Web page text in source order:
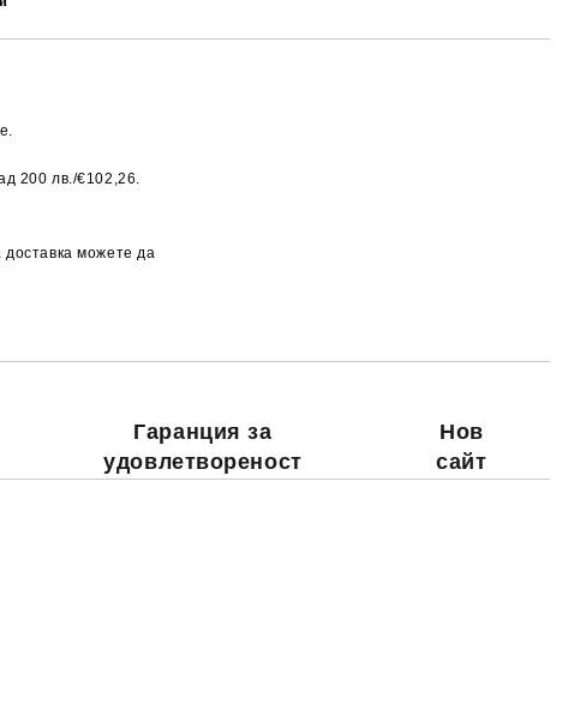
200 лв./€102,26.
доставка можете да
Гаранция за
удовлетвореност
Нов
сайт